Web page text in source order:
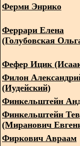
Ферми Энрико
Феррари Елена
(Голубовская
Фефер Ицик
Филон
(Иудейский)
Финкельштейн
Финкельштейн
(Миранович
Фиркович Авраам